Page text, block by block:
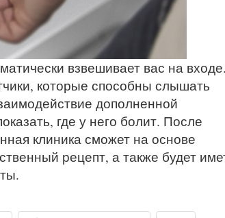
взвешивает вас на
которые способны слышать
дополненной
где у него болит. После
клиника сможет на основе
рецепт, а также будет